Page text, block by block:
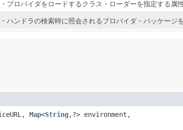
プロバイダをロードするクラス・ローダーを指定する属
ハンドラの検索時に照会されるプロバイダ・パッケージ
Map<String,?> environment,